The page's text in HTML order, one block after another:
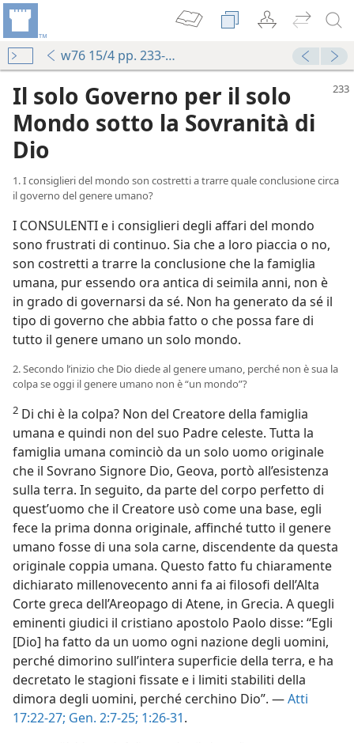
w76 15/4 pp. 233-239
Il solo Governo per il solo
Mondo sotto la Sovranità di
Dio
1. I consiglieri del mondo son costretti a trarre quale conclusione circa
il governo del genere umano?
I CONSULENTI e i consiglieri degli affari del mondo
sono frustrati di continuo. Sia che a loro piaccia o no,
son costretti a trarre la conclusione che la famiglia
umana, pur essendo ora antica di seimila anni, non è
in grado di governarsi da sé. Non ha generato da sé il
tipo di governo che abbia fatto o che possa fare di
tutto il genere umano un solo mondo.
2. Secondo l’inizio che Dio diede al genere umano, perché non è sua la
colpa se oggi il genere umano non è “un mondo”?
2 Di chi è la colpa? Non del Creatore della famiglia
umana e quindi non del suo Padre celeste. Tutta la
famiglia umana cominciò da un solo uomo originale
che il Sovrano Signore Dio, Geova, portò all’esistenza
sulla terra. In seguito, da parte del corpo perfetto di
quest’uomo che il Creatore usò come una base, egli
fece la prima donna originale, affinché tutto il genere
umano fosse di una sola carne, discendente da questa
originale coppia umana. Questo fatto fu chiaramente
dichiarato millenovecento anni fa ai filosofi dell’Alta
Corte greca dell’Areopago di Atene, in Grecia. A quegli
eminenti giudici il cristiano apostolo Paolo disse: “Egli
[Dio] ha fatto da un uomo ogni nazione degli uomini,
perché dimorino sull’intera superficie della terra, e ha
decretato le stagioni fissate e i limiti stabiliti della
dimora degli uomini, perché cerchino Dio”. —Atti
17:22-27; Gen. 2:7-25; 1:26-31.